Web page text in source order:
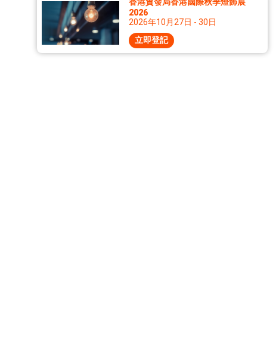
香港貿發局香港國際秋季燈飾展
2026
2026年10月27日 - 30日
立即登記